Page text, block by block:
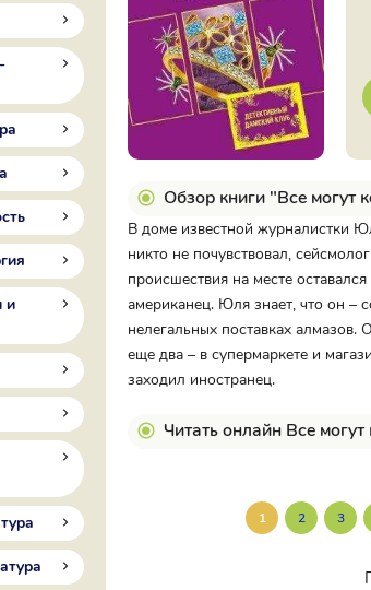
и
Обзор книги "Все могут
В доме известной журналистки
никто не почувствовал,
происшествия на месте
американец. Юля знает, что он –
нелегальных поставках
еще два – в супермаркете и
заходил иностранец.
Читать онлайн Все
1 2 3